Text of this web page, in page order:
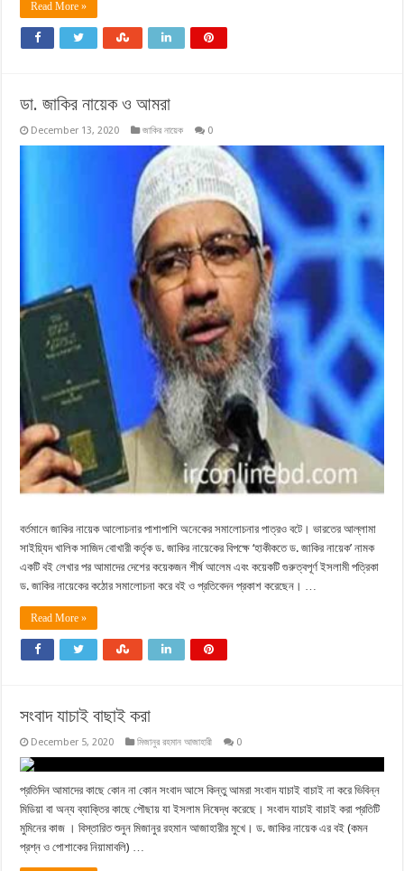
Read More »
ডা. জাকির নায়েক ও আমরা
December 13, 2020 জাকির নায়েক 0
বর্তমানে জাকির নায়েক আলোচনার পাশাপাশি অনেকের সমালোচনার পাত্রও বটে। ভারতের আল্লামা
সাইয়্যিদ খালিক সাজিদ বোখারী কর্তৃক ড. জাকির নায়েকের বিপক্ষে ‘হাকীকতে ড. জাকির নায়েক’ নামক
একটি বই লেখার পর আমাদের দেশের কয়েকজন শীর্ষ আলেম এবং কয়েকটি গুরুত্বপূর্ণ ইসলামী পত্রিকা
ড. জাকির নায়েকের কঠোর সমালোচনা করে বই ও প্রতিবেদন প্রকাশ করেছেন। …
Read More »
সংবাদ যাচাই বাছাই করা
December 5, 2020 মিজানুর রহমান আজাহারী 0
প্রতিদিন আমাদের কাছে কোন না কোন সংবাদ আসে কিন্তু আমরা সংবাদ যাচাই বাচাই না করে ভিবিন্ন
মিডিয়া বা অন্য ব্যাক্তির কাছে পৌছায় যা ইসলাম নিষেদ্ধ করেছে। সংবাদ যাচাই বাচাই করা প্রতিটি
মুমিনের কাজ । বিস্তারিত শুনুন মিজানুর রহমান আজাহারীর মুখে। ড. জাকির নায়েক এর বই (কমন
প্রশ্ন ও পোশাকের নিয়ামাবলি) …